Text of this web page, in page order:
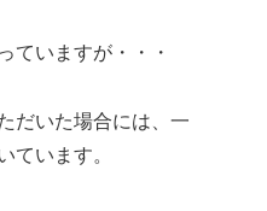
ていますが・・・
だいた場合には、一
ています。